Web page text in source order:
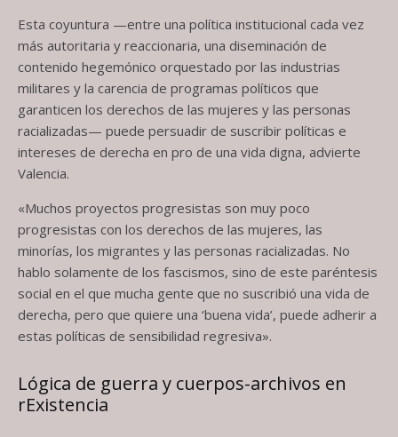
Esta coyuntura —entre una política institucional cada vez
más autoritaria y reaccionaria, una diseminación de
contenido hegemónico orquestado por las industrias
militares y la carencia de programas políticos que
garanticen los derechos de las mujeres y las personas
racializadas— puede persuadir de suscribir políticas e
intereses de derecha en pro de una vida digna, advierte
Valencia.
«Muchos proyectos progresistas son muy poco
progresistas con los derechos de las mujeres, las
minorías, los migrantes y las personas racializadas. No
hablo solamente de los fascismos, sino de este paréntesis
social en el que mucha gente que no suscribió una vida de
derecha, pero que quiere una ‘buena vida’, puede adherir a
estas políticas de sensibilidad regresiva».
Lógica de guerra y cuerpos-archivos en
rExistencia